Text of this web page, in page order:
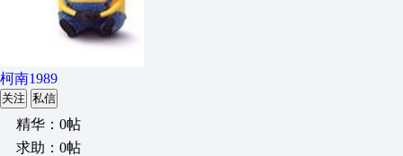
柯南1989
关注 私信
精华：0帖
求助：0帖